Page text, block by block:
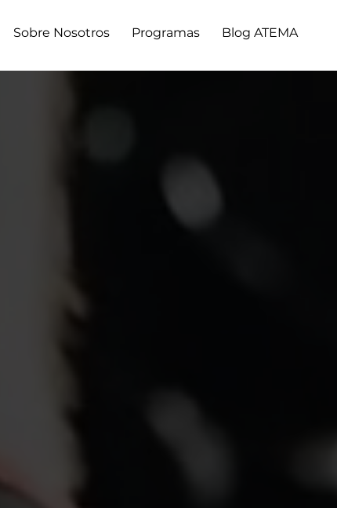
Sobre Nosotros Programas Blog ATEMA